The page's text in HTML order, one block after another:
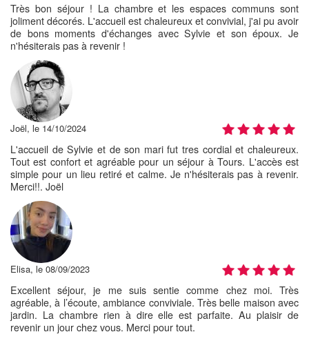
Très bon séjour ! La chambre et les espaces communs sont
joliment décorés. L'accueil est chaleureux et convivial, j'ai pu avoir
de bons moments d'échanges avec Sylvie et son époux. Je
n'hésiterais pas à revenir !
Joël, le 14/10/2024
L'accueil de Sylvie et de son mari fut tres cordial et chaleureux.
Tout est confort et agréable pour un séjour à Tours. L'accès est
simple pour un lieu retiré et calme. Je n'hésiterais pas à revenir.
Merci!!. Joël
Elisa, le 08/09/2023
Excellent séjour, je me suis sentie comme chez moi. Très
agréable, à l’écoute, ambiance conviviale. Très belle maison avec
jardin. La chambre rien à dire elle est parfaite. Au plaisir de
revenir un jour chez vous. Merci pour tout.